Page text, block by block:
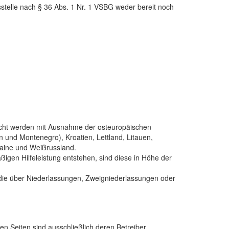
nach § 36 Abs. 1 Nr. 1 VSBG weder bereit noch
werden mit Ausnahme der osteuropäischen
und Montenegro), Kroatien, Lettland, Litauen,
und Weißrussland.
Hilfeleistung entstehen, sind diese in Höhe der
über Niederlassungen, Zweigniederlassungen oder
Seiten sind ausschließlich deren Betreiber